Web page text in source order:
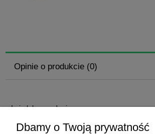
Opinie o produkcie (0)
Imię lub pseudonim:
Dbamy o Twoją prywatność